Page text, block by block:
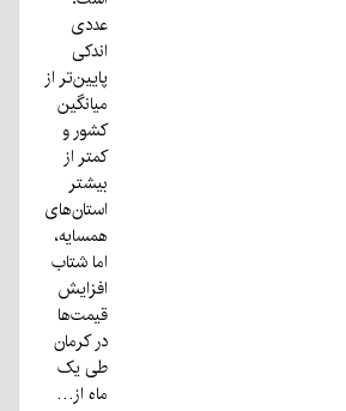
عددی
اندکی
پایین‌تر از
میانگین
کشور و
کمتر از
بیشتر
استان‌های
همسایه،
اما شتاب
افزایش
قیمت‌ها
در کرمان
طی یک
ماه از…